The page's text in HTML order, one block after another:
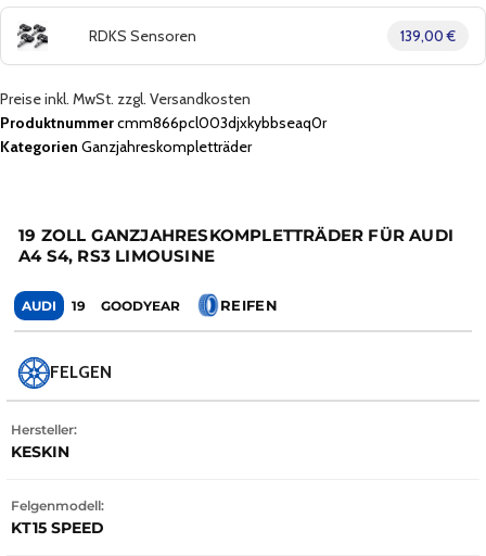
RDKS Sensoren 139,00 €
Preise inkl. MwSt. zzgl. Versandkosten
Produktnummercmm866pcl003djxkybbseaq0r
Kategorien Ganzjahreskompletträder
19 ZOLL GANZJAHRESKOMPLETTRÄDER FÜR AUDI
A4 S4, RS3 LIMOUSINE
AUDI 19 GOODYEAR REIFEN
FELGEN
Hersteller:
KESKIN
Felgenmodell:
KT15 SPEED